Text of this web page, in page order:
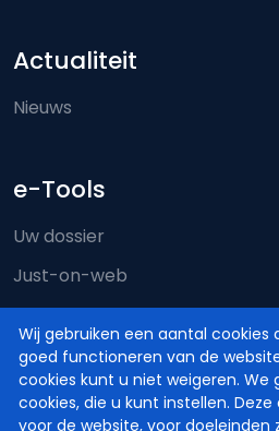
Wij gebruiken een aantal cookies
goed functioneren van de
cookies kunt u niet weigeren. We
cookies, die u kunt instellen.
voor de website, voor doeleinden
Actualiteit
Nieuws
e-Tools
Uw dossier
Just-on-web
e-Deposit
Territoriale bevoegdheid